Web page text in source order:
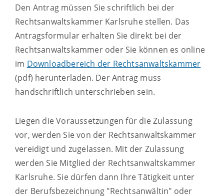
Den Antrag müssen Sie schriftlich bei der
Rechtsanwaltskammer Karlsruhe stellen. Das
Antragsformular erhalten Sie direkt bei der
Rechtsanwaltskammer oder Sie können es online
im Downloadbereich der Rechtsanwaltskammer
(pdf) herunterladen. Der Antrag muss
handschriftlich unterschrieben sein.
Liegen die Voraussetzungen für die Zulassung
vor, werden Sie von der Rechtsanwaltskammer
vereidigt und zugelassen. Mit der Zulassung
werden Sie Mitglied der Rechtsanwaltskammer
Karlsruhe. Sie dürfen dann Ihre Tätigkeit unter
der Berufsbezeichnung "Rechtsanwältin" oder